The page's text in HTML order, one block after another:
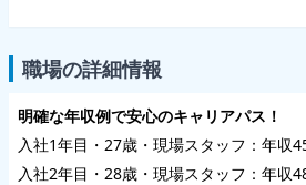
職場の詳細情報
明確な年収例で安心のキャリアパス！
入社1年目・27歳・現場スタッフ：年収
入社2年目・28歳・現場スタッフ：年収